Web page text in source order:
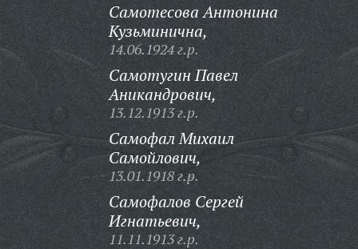
Самотесова Антонина
Кузьминична,
14.06.1924 г.р.
Самотугин Павел
Аникандрович,
13.12.1913 г.р.
Самофал Михаил
Самойлович,
13.01.1918 г.р.
Самофалов Сергей
Игнатьевич,
11.11.1913 г.р.